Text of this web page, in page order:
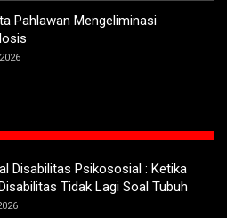
Pahlawan Mengeliminasi
Disabilitas Psikososial : Ketika
Tidak Lagi Soal Tubuh